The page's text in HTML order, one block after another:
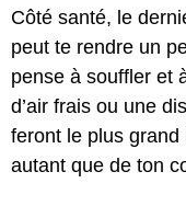
Côté santé, le
peut te rendre un
pense à souffler et
d’air frais ou une
feront le plus
autant que de ton